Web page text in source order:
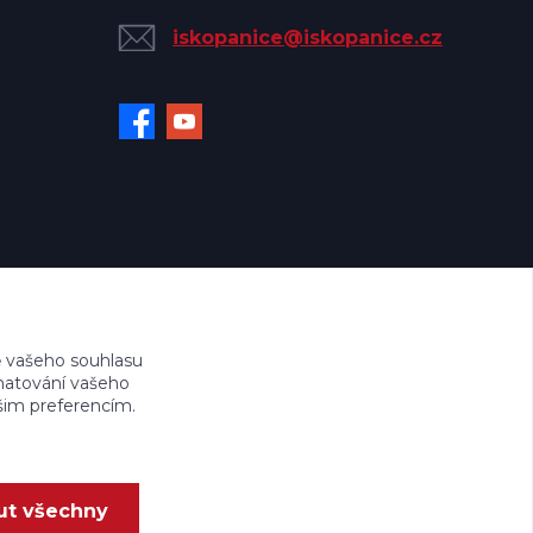
iskopanice@iskopanice.cz
souhlasu
vašeho
preferencím.
všechny